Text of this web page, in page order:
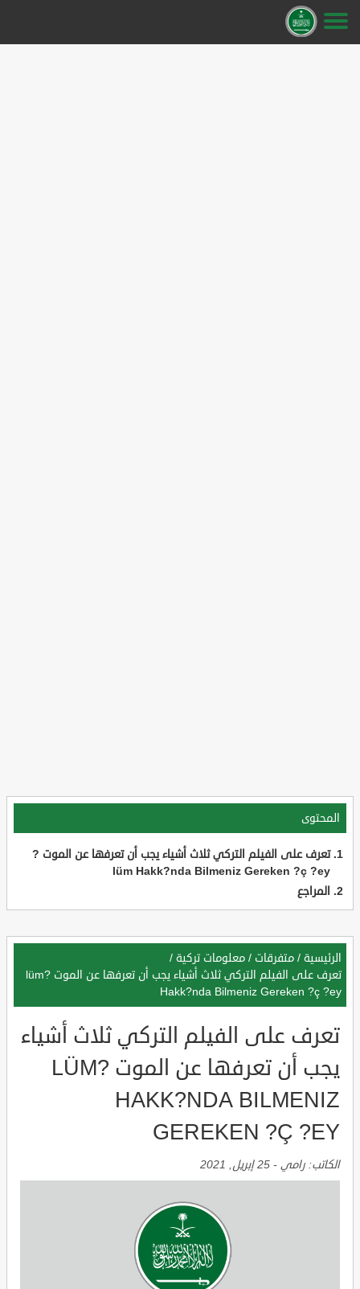
المحتوى
تعرف على الفيلم التركي ثلاث أشياء يجب أن تعرفها عن الموت ?
lüm Hakk?nda Bilmeniz Gereken ?ç ?ey
المراجع
الرئيسية / متفرقات / معلومات تركية /
تعرف على الفيلم التركي ثلاث أشياء يجب أن تعرفها عن الموت ?lüm
Hakk?nda Bilmeniz Gereken ?ç ?ey
تعرف على الفيلم التركي ثلاث أشياء
يجب أن تعرفها عن الموت ?LÜM
HAKK?NDA BILMENIZ
GEREKEN ?Ç ?EY
الكاتب: رامي - 25 إبريل, 2021